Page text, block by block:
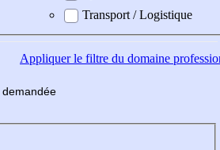
Transport / Logistique
Appliquerle filtre du domaine
demandée